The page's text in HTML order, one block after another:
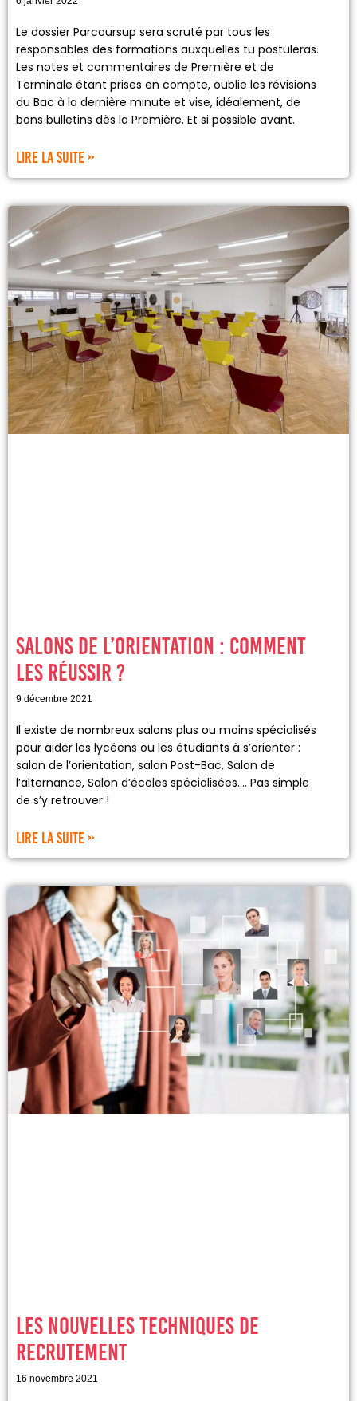
Le dossier Parcoursup sera scruté par tous les
responsables des formations auxquelles tu postuleras.
Les notes et commentaires de Première et de
Terminale étant prises en compte, oublie les révisions
du Bac à la dernière minute et vise, idéalement, de
bons bulletins dès la Première. Et si possible avant.
Lire la suite »
Salons de l’orientation : comment
les réussir ?
9 décembre 2021
Il existe de nombreux salons plus ou moins spécialisés
pour aider les lycéens ou les étudiants à s’orienter :
salon de l’orientation, salon Post-Bac, Salon de
l’alternance, Salon d’écoles spécialisées…. Pas simple
de s’y retrouver !
Lire la suite »
Les nouvelles techniques de
recrutement
16 novembre 2021